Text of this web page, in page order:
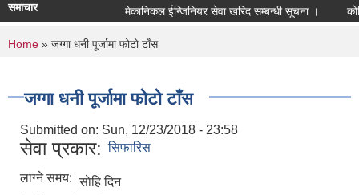
समाचार मेकानिकल ईन्जिनियर सेवा खरिद सम्बन्धी सूचना ।
You are here
Home » जग्गा धनी पूर्जामा फोटो टाँस
जग्गा धनी पूर्जामा फोटो टाँस
Submitted on: Sun, 12/23/2018 - 23:58
सेवा प्रकार: सिफारिस
लाग्ने समय: साेहि दिन